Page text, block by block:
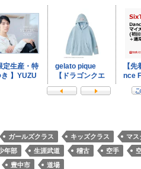
ガールズクラス キッズクラス
マス
年部 生涯武道 稽古 空手
豊中市 道場